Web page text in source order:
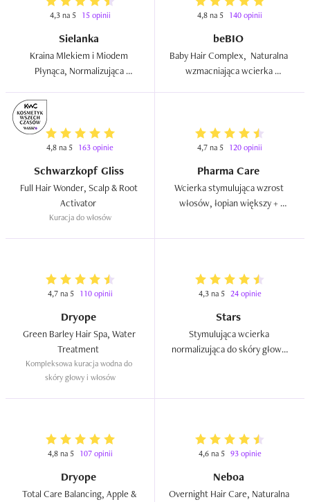
4,3 na 5 15 opinii
Sielanka
Kraina Mlekiem i Miodem
Płynąca, Normalizująca
4,8 na 5 140 opinii
beBIO
Baby Hair Complex,  Naturalna
wzmacniająca wcierka
4,8 na 5 163 opinie
Schwarzkopf Gliss
Full Hair Wonder, Scalp & Root
Kuracja do włosów
4,7 na 5 120 opinii
Pharma Care
Wcierka stymulująca wzrost
włosów, łopian większy +
4,7 na 5 110 opinii
Dryope
Green Barley Hair Spa, Water
Kompleksowa kuracja wodna do
skóry głowy i włosów
4,3 na 5 24 opinie
Stars
Stymulująca wcierka
normalizująca do skóry głowy
4,8 na 5 107 opinii
Dryope
Total Care Balancing, Apple &
4,6 na 5 93 opinie
Neboa
Overnight Hair Care, Naturalna